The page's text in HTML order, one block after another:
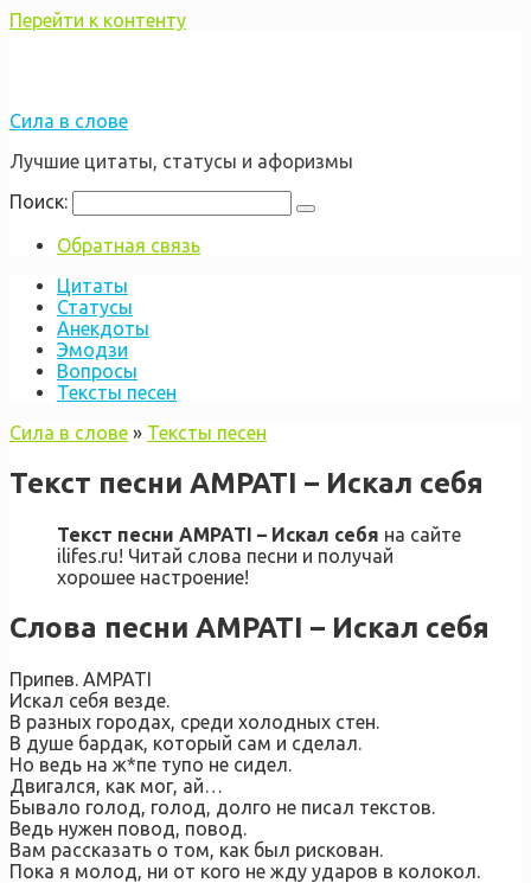
Перейти к контенту
Сила в слове
Лучшие цитаты, статусы и афоризмы
Поиск:
Обратная связь
Цитаты
Статусы
Анекдоты
Эмодзи
Вопросы
Тексты песен
Сила в слове » Тексты песен
Текст песни AMPATI – Искал себя
Текст песни AMPATI – Искал себя на сайте
ilifes.ru! Читай слова песни и получай
хорошее настроение!
Слова песни AMPATI – Искал себя
Припев. AMPATI
Искал себя везде.
В разных городах, среди холодных стен.
В душе бардак, который сам и сделал.
Но ведь на ж*пе тупо не сидел.
Двигался, как мог, ай…
Бывало голод, голод, долго не писал текстов.
Ведь нужен повод, повод.
Вам рассказать о том, как был рискован.
Пока я молод, ни от кого не жду ударов в колокол.